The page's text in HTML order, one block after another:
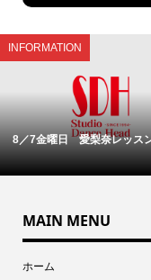
INFORMATION
8／7金曜日 愛梨奈レッス
MAIN MENU
ホーム